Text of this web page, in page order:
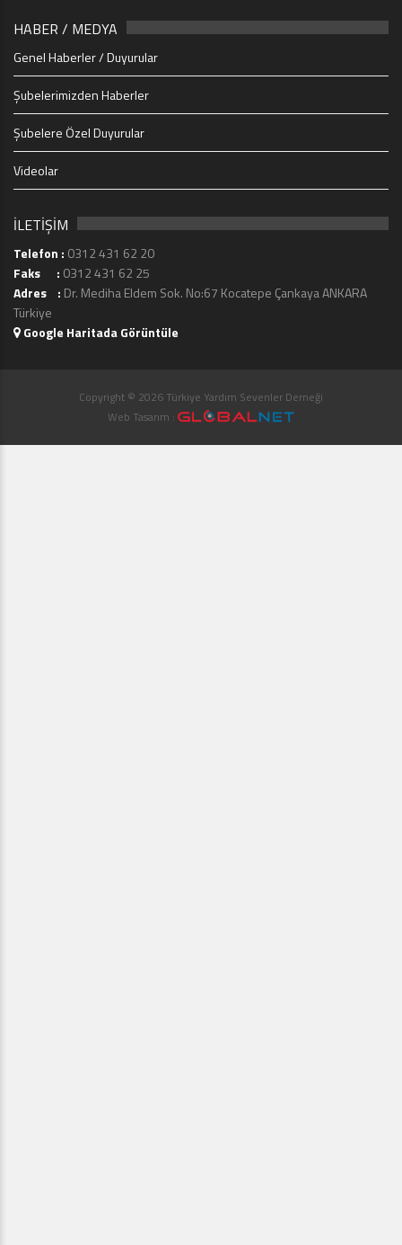
HABER / MEDYA
Genel Haberler / Duyurular
Şubelerimizden Haberler
Şubelere Özel Duyurular
Videolar
İLETİŞİM
Telefon : 0312 431 62 20
Faks : 0312 431 62 25
Adres : Dr. Mediha Eldem Sok. No:67 Kocatepe Çankaya ANKARA
Türkiye
Google Haritada Görüntüle
Copyright © 2026 Türkiye Yardım Sevenler Derneği
Web Tasarım :